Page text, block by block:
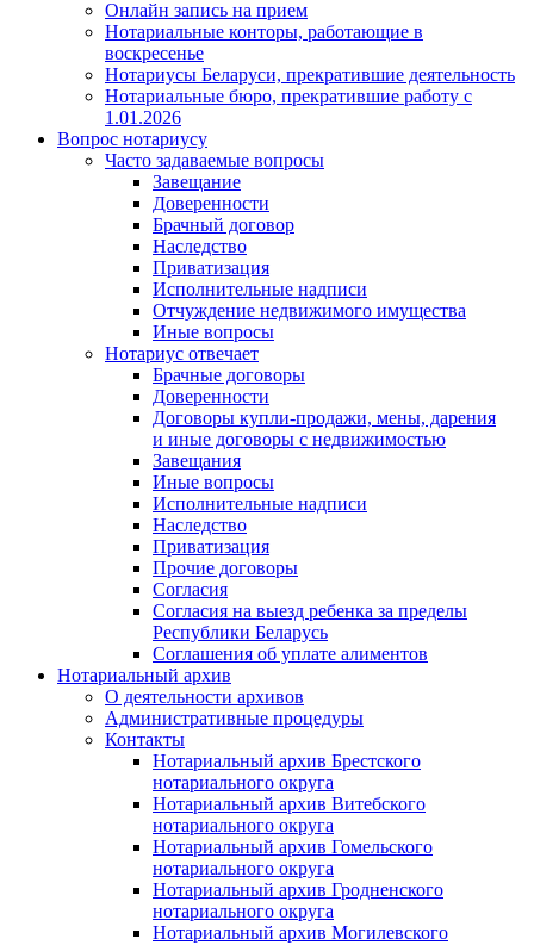
Онлайн запись на прием
Нотариальные конторы, работающие в
воскресенье
Нотариусы Беларуси, прекратившие деятельность
Нотариальные бюро, прекратившие работу с
1.01.2026
Вопрос нотариусу
Часто задаваемые вопросы
Завещание
Доверенности
Брачный договор
Наследство
Приватизация
Исполнительные надписи
Отчуждение недвижимого имущества
Иные вопросы
Нотариус отвечает
Брачные договоры
Доверенности
Договоры купли-продажи, мены, дарения
и иные договоры с недвижимостью
Завещания
Иные вопросы
Исполнительные надписи
Наследство
Приватизация
Прочие договоры
Согласия
Согласия на выезд ребенка за пределы
Республики Беларусь
Соглашения об уплате алиментов
Нотариальный архив
О деятельности архивов
Административные процедуры
Контакты
Нотариальный архив Брестского
нотариального округа
Нотариальный архив Витебского
нотариального округа
Нотариальный архив Гомельского
нотариального округа
Нотариальный архив Гродненского
нотариального округа
Нотариальный архив Могилевского